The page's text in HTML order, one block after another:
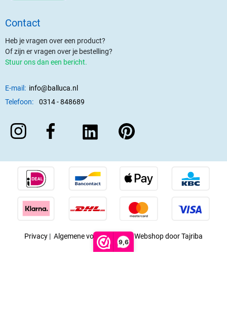
9,6
Contact
Heb je vragen over een product?
Of zijn er vragen over je bestelling?
Stuur ons dan een bericht.
E-mail: info@balluca.nl
Telefoon:
0314 - 848689
Privacy | Algemene voorwaarden|Webshop door Tajriba